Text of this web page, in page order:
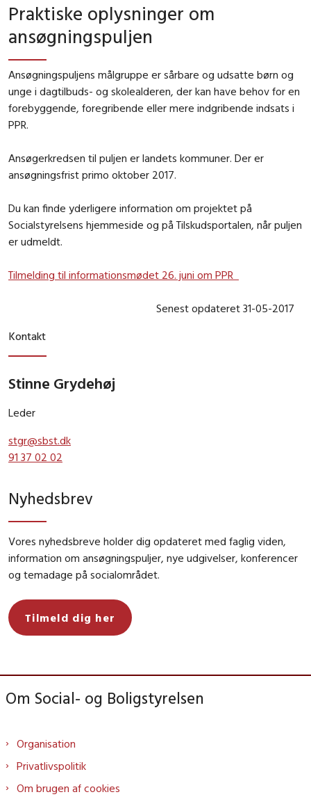
Praktiske oplysninger om
ansøgningspuljen
Ansøgningspuljens målgruppe er sårbare og udsatte børn og
unge i dagtilbuds- og skolealderen, der kan have behov for en
forebyggende, foregribende eller mere indgribende indsats i
PPR.
Ansøgerkredsen til puljen er landets kommuner. Der er
ansøgningsfrist primo oktober 2017.
Du kan finde yderligere information om projektet på
Socialstyrelsens hjemmeside og på Tilskudsportalen, når puljen
er udmeldt.
Tilmelding til informationsmødet 26. juni om PPR
Senest opdateret 31-05-2017
Kontakt
Stinne Grydehøj
Leder
stgr@sbst.dk
91 37 02 02
Nyhedsbrev
Vores nyhedsbreve holder dig opdateret med faglig viden,
information om ansøgningspuljer, nye udgivelser, konferencer
og temadage på socialområdet.
Tilmeld dig her
Om Social- og Boligstyrelsen
Organisation
Privatlivspolitik
Om brugen af cookies